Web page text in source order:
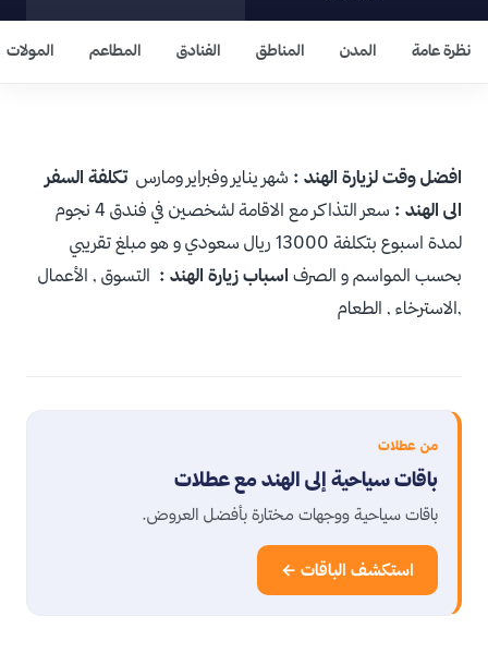
نظرة عامة المدن المناطق الفنادق المطاعم المولات
افضل وقت لزيارة الهند : شهر يناير وفبراير ومارس تكلفة السفر
الى الهند :
سعر التذاكر مع الاقامة لشخصين في فندق 4 نجوم
لمدة اسبوع بتكلفة 13000 ريال سعودي و هو مبلغ تقريبي
بحسب المواسم و الصرف اسباب زيارة الهند : التسوق , الأعمال
,الاسترخاء , الطعام
من عطلات
باقات سياحية إلى الهند مع عطلات
باقات سياحية ووجهات مختارة بأفضل العروض.
استكشف الباقات ←